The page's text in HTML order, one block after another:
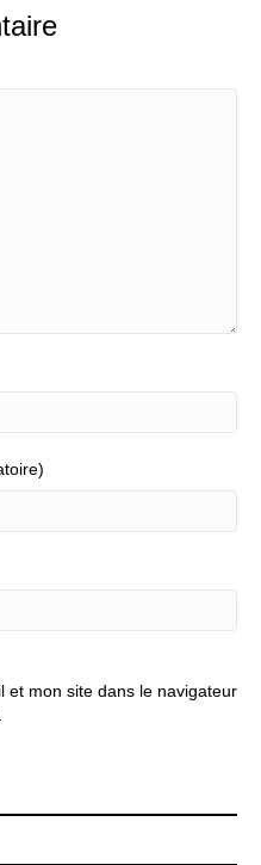
et mon site dans le navigateur